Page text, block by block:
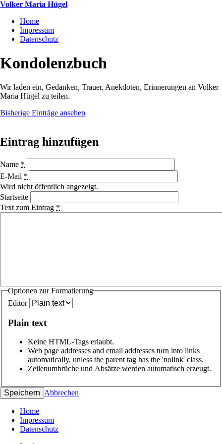
Direkt
Inhalt
Volker Maria Hügel
Home
Impressum
Datenschutz
Kondolenzbuch
Wir laden ein, Gedanken, Trauer, Anekdoten, Erinnerungen an Volker
Maria Hügel zu teilen.
Bisherige Einträge ansehen
Eintrag hinzufügen
Name *
E-Mail *
Wird nicht öffentlich angezeigt.
Startseite
Text zum Eintrag *
Optionen zur Formatierung
Editor
Plain text
Keine HTML-Tags erlaubt.
Web page addresses and email addresses turn into links
automatically, unless the parent tag has the 'nolink' class.
Zeilenumbrüche und Absätze werden automatisch erzeugt.
Abbrechen
Home
Impressum
Datenschutz